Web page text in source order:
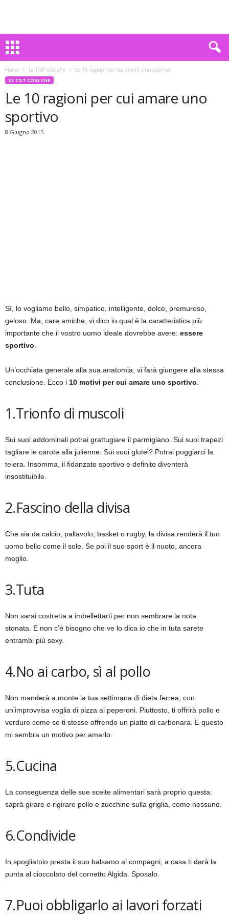
Home Le TOT cose che Le 10 ragioni per cui amare uno sportivo
LE TOT COSE CHE
Le 10 ragioni per cui amare uno
sportivo
8 Giugno 2015
Sì, lo vogliamo bello, simpatico, intelligente, dolce, premuroso,
geloso. Ma, care amiche, vi dico io qual è la caratteristica più
importante che il vostro uomo ideale dovrebbe avere: essere
sportivo
Un’occhiata generale alla sua anatomia, vi farà giungere alla stessa
conclusione. Ecco i 10 motivi per cui amare uno sportivo
1.Trionfo di muscoli
Sui suoi addominali potrai grattugiare il parmigiano. Sui suoi trapezi
tagliare le carote alla julienne. Sui suoi glutei? Potrai poggiarci la
teiera. Insomma, il fidanzato sportivo e definito diventerà
insostituibile.
2.Fascino della divisa
Che sia da calcio, pallavolo, basket o rugby, la divisa renderà il tuo
uomo bello come il sole. Se poi il suo sport è il nuoto, ancora
meglio.
3.Tuta
Non sarai costretta a imbellettarti per non sembrare la nota
stonata. E non c’è bisogno che ve lo dica io che in tuta sarete
entrambi più sexy.
4.No ai carbo, sì al pollo
Non manderà a monte la tua settimana di dieta ferrea, con
un’improvvisa voglia di pizza ai peperoni. Piuttosto, ti offrirà pollo e
verdure come se ti stesse offrendo un piatto di carbonara. E questo
mi sembra un motivo per amarlo.
5.Cucina
La conseguenza delle sue scelte alimentari sarà proprio questa:
saprà girare e rigirare pollo e zucchine sulla griglia, come nessuno.
6.Condivide
In spogliatoio presta il suo balsamo ai compagni, a casa ti darà la
punta al cioccolato del cornetto Algida. Sposalo.
7.Puoi obbligarlo ai lavori forzati